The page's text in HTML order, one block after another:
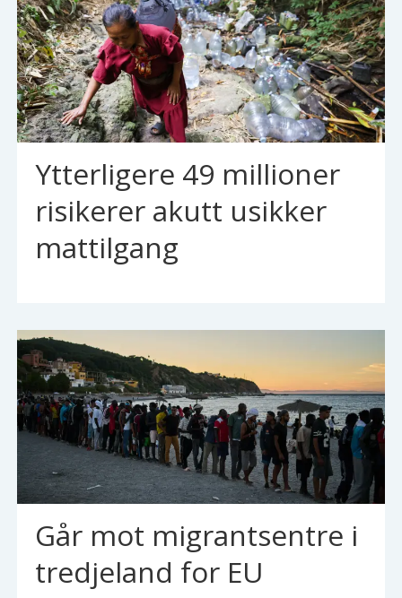
Ytterligere 49 millioner
risikerer akutt usikker
mattilgang
Går mot migrantsentre i
tredjeland for EU